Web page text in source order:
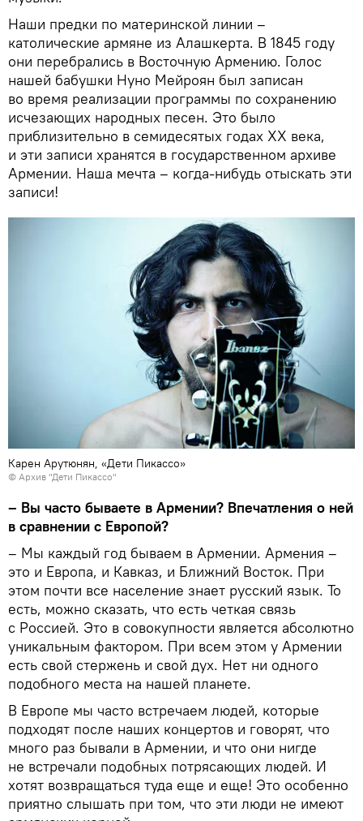
Наши предки по материнской линии –
католические армяне из Алашкерта. В 1845 году
они перебрались в Восточную Армению. Голос
нашей бабушки Нуно Мейроян был записан
во время реализации программы по сохранению
исчезающих народных песен. Это было
приблизительно в семидесятых годах XX века,
и эти записи хранятся в государственном архиве
Армении. Наша мечта – когда-нибудь отыскать эти
записи!
Карен Арутюнян, «Дети Пикассо»
© Архив "Дети Пикассо"
– Вы часто бываете в Армении? Впечатления о ней
в сравнении с Европой?
– Мы каждый год бываем в Армении. Армения –
это и Европа, и Кавказ, и Ближний Восток. При
этом почти все население знает русский язык. То
есть, можно сказать, что есть четкая связь
с Россией. Это в совокупности является абсолютно
уникальным фактором. При всем этом у Армении
есть свой стержень и свой дух. Нет ни одного
подобного места на нашей планете.
В Европе мы часто встречаем людей, которые
подходят после наших концертов и говорят, что
много раз бывали в Армении, и что они нигде
не встречали подобных потрясающих людей. И
хотят возвращаться туда еще и еще! Это особенно
приятно слышать при том, что эти люди не имеют